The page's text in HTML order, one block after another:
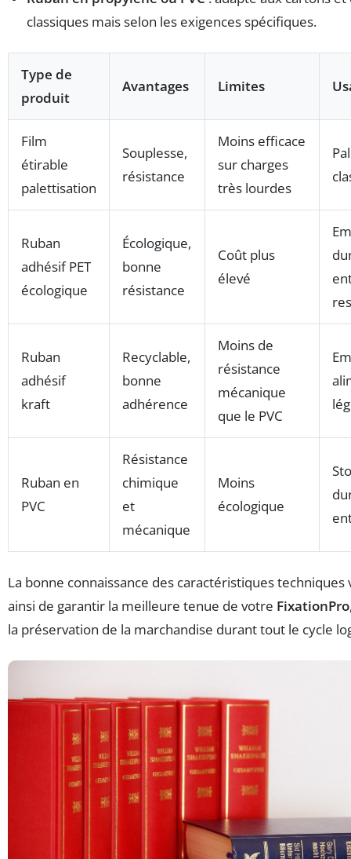
classiques mais selon les exigences spécifiques.
Type de
produit
Avantages Limites
Film
étirable
palettisation
Souplesse,
résistance
Moins efficace
sur charges
très lourdes
Ruban
adhésif PET
écologique
Écologique,
bonne
résistance
Coût plus
élevé
Ruban
adhésif
kraft
Recyclable,
bonne
adhérence
Moins de
résistance
mécanique
que le PVC
Ruban en
PVC
Résistance
chimique
et
mécanique
Moins
écologique
La bonne connaissance des caractéristiques
ainsi de garantir la meilleure tenue de votre FixationPro
la préservation de la marchandise durant tout le cycle